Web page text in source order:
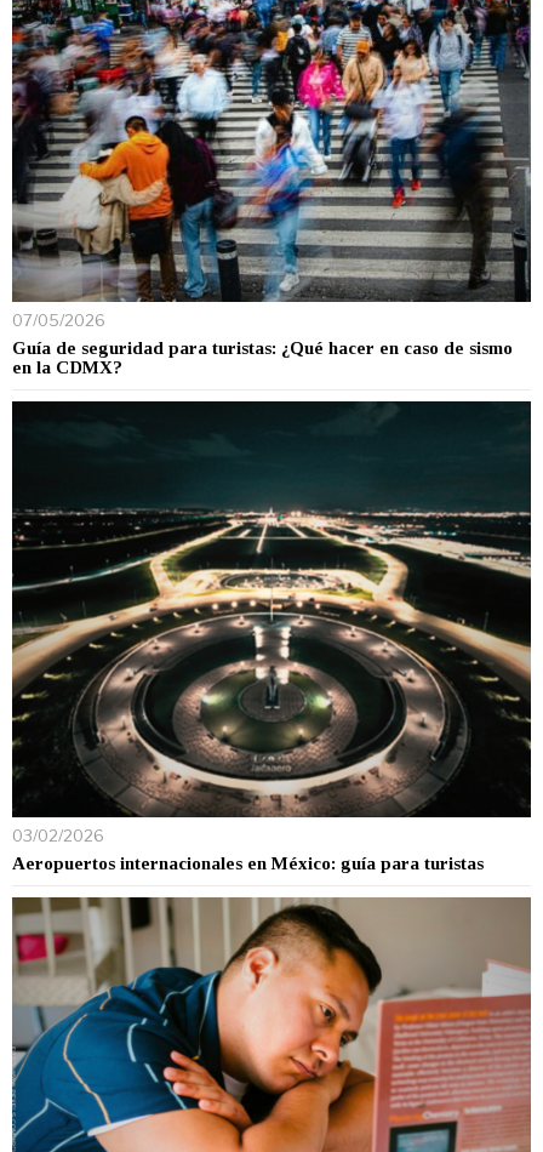
07/05/2026
Guía de seguridad para turistas: ¿Qué hacer en caso de sismo
en la CDMX?
03/02/2026
Aeropuertos internacionales en México: guía para turistas